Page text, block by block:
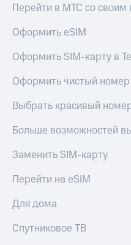
Перейти в МТС со
Оформить eSIM
Оформить SIM-карту в
Оформить чистый номер
Выбрать красивый
Больше возможностей
Заменить SIM-карту
Перейти на eSIM
Для дома
Спутниковое ТВ